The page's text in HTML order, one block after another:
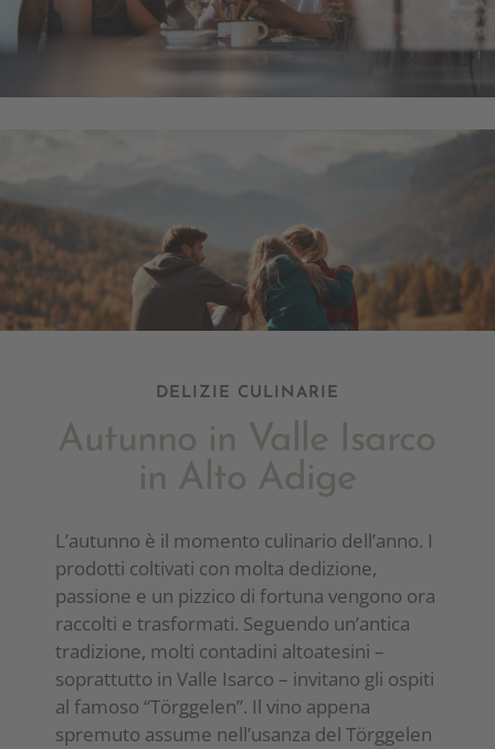
DELIZIE CULINARIE
Autunno in Valle Isarco
in Alto Adige
L’autunno è il momento culinario dell’anno. I
prodotti coltivati con molta dedizione,
passione e un pizzico di fortuna vengono ora
raccolti e trasformati. Seguendo un’antica
tradizione, molti contadini altoatesini –
soprattutto in Valle Isarco – invitano gli ospiti
al famoso “Törggelen”. Il vino appena
spremuto assume nell’usanza del Törggelen